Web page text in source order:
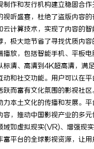
作和发行机构建立稳固合
听盛宴，杜绝了盗版内容的
计算技术，实现了内容的
极大地节省了寻找优质内容
放，包括智能手机、平板
清、高清到4K超高清，满
和社交功能。用户可以在
而富有文化氛围的影视社区
本土文化的传播和发展。
，推动中国影视产业的多元
如虚拟现实(VR)、增强现
平台的全球影视资源，让